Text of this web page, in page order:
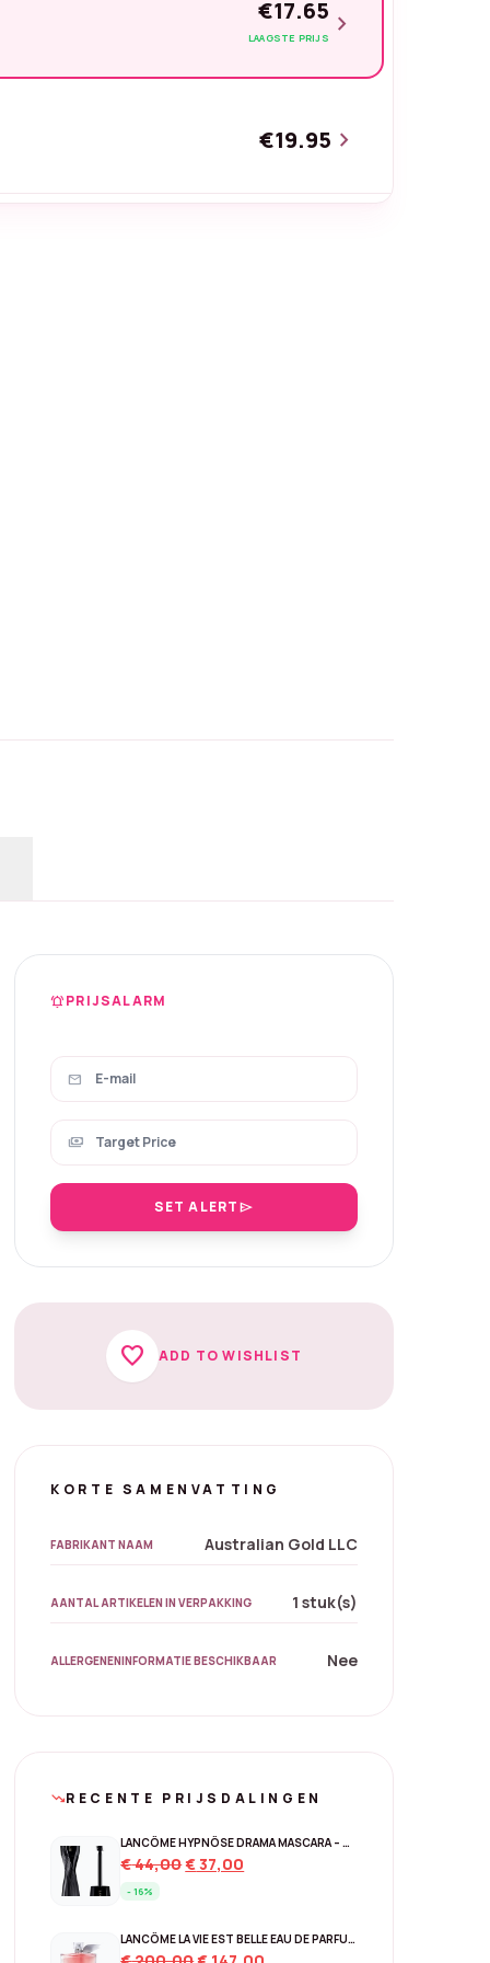
€17.65
LAAGSTE PRIJS chevron_right
€19.95 chevron_right
notifications_activePRIJSALARM
mail
payments
SET ALERTsend
favorite ADD TO WISHLIST
KORTE SAMENVATTING
FABRIKANT NAAM Australian Gold LLC
AANTAL ARTIKELEN IN VERPAKKING 1 stuk(s)
ALLERGENENINFORMATIE BESCHIKBAAR Nee
trending_downRECENTE PRIJSDALINGEN
LANCÔME HYPNÔSE DRAMA MASCARA – 01 EXCESSIVE BLACK
€44,00Original
€37,00
- 16%
LANCÔME LA VIE EST BELLE EAU DE PARFUM – NAVULBAAR 150 ML